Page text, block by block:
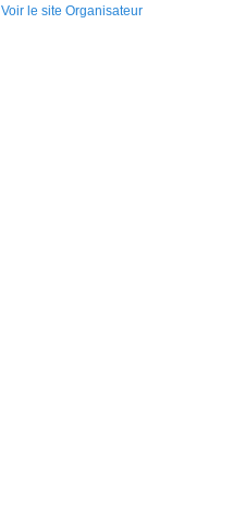
Voir le site Organisateur